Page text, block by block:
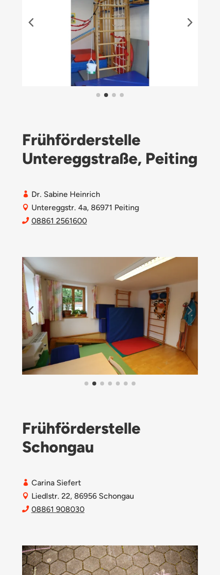
Frühförderstelle
Untereggstraße, Peiting
 Dr. Sabine Heinrich
 Untereggstr. 4a, 86971 Peiting
 08861 2561600
Frühförderstelle
Schongau
 Carina Siefert
 Liedlstr. 22, 86956 Schongau
 08861 908030